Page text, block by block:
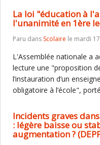
La loi "éducation à
l'unanimité en 1ère
Paru dans Scolaire le mardi
L'Assemblée nationale a
lecture une "proposition
l’instauration d’un
obligatoire à l’école",
Incidents graves
: légère baisse ou
augmentation ?